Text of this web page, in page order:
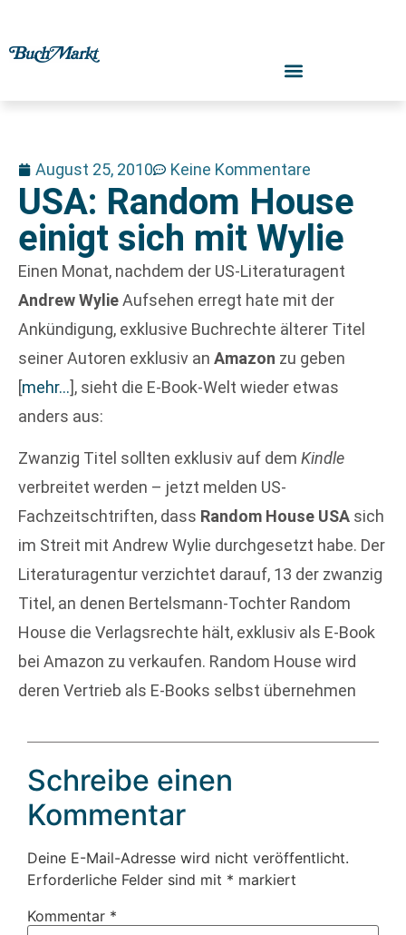
August 25, 2010 Keine Kommentare
USA: Random House
einigt sich mit Wylie
Einen Monat, nachdem der US-Literaturagent
Andrew WylieAufsehen erregt hate mit der
Ankündigung, exklusive Buchrechte älterer Titel
seiner Autoren exklusiv an Amazon zu geben
[mehr…], sieht die E-Book-Welt wieder etwas
anders aus:
Zwanzig Titel sollten exklusiv auf dem Kindle
verbreitet werden – jetzt melden US-
Fachzeitschtriften, dass Random House USA sich
im Streit mit Andrew Wylie durchgesetzt habe. Der
Literaturagentur verzichtet darauf, 13 der zwanzig
Titel, an denen Bertelsmann-Tochter Random
House die Verlagsrechte hält, exklusiv als E-Book
bei Amazon zu verkaufen. Random House wird
deren Vertrieb als E-Books selbst übernehmen
Schreibe einen
Kommentar
Deine E-Mail-Adresse wird nicht veröffentlicht.
Erforderliche Felder sind mit * markiert
Kommentar *